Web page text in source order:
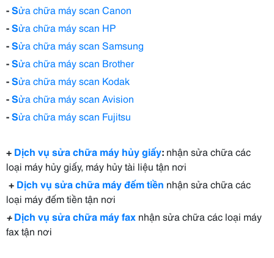
-Sửa chữa máy scan Canon
-Sửa chữa máy scan HP
-Sửa chữa máy scan Samsung
-Sửa chữa máy scan Brother
-Sửa chữa máy scan Kodak
-Sửa chữa máy scan Avision
-Sửa chữa máy scan Fujitsu
+ Dịch vụ sửa chữa máy hủy giấy: nhận sửa chữa các
loại máy hủy giấy, máy hủy tài liệu tận nơi
+ Dịch vụ sửa chữa máy đếm tiền nhận sửa chữa các
loại máy đếm tiền tận nơi
+ Dịch vụ sửa chữa máy fax nhận sửa chữa các loại máy
fax tận nơi